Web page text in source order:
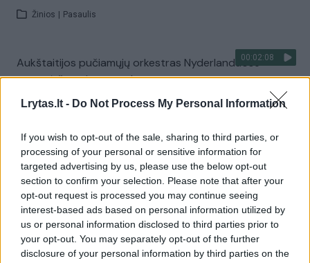
Lrytas.lt - Do Not Process My Personal Information
If you wish to opt-out of the sale, sharing to third parties, or
processing of your personal or sensitive information for
targeted advertising by us, please use the below opt-out
section to confirm your selection. Please note that after your
opt-out request is processed you may continue seeing
interest-based ads based on personal information utilized by
us or personal information disclosed to third parties prior to
your opt-out. You may separately opt-out of the further
disclosure of your personal information by third parties on the
Žinios Pasaulis
00:02:08
Aukštaitijos pučiamųjų orkestras Nyderlanduose
apgynė čempionų vardą
Žinios | Lietuvos diena
Visi įrašai
Žiūrimiausi įrašai
00:00:30